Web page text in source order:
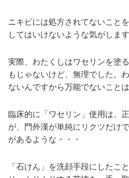
ニキビには処方されてないこと
してはいけないような気がします
実際、わたくしはワセリンを塗
もじゃないけど、無理でした。
ないんですから万能でないこと
臨床的に「ワセリン」使用は、
が、門外漢が単純にリクツだけ
があるような・・・
「石けん」を洗顔手段にしたこ